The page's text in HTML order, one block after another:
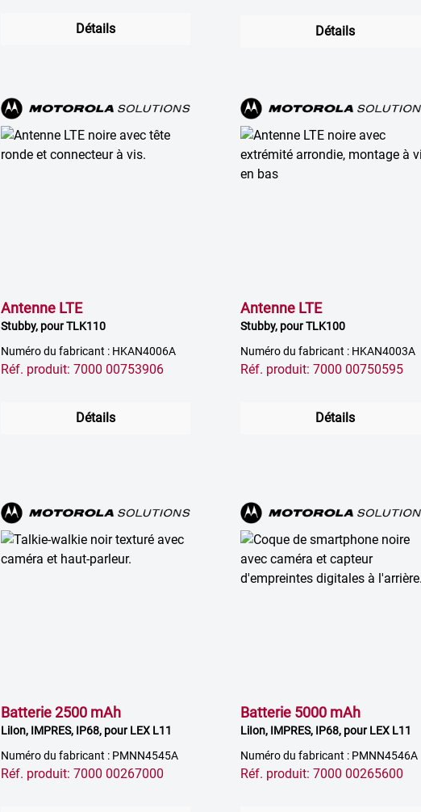
Détails Détails
Antenne LTE
Stubby, pour TLK110
Numéro du fabricant : HKAN4006A
Réf. produit: 7000 00753906
Détails
Antenne LTE
Stubby, pour TLK100
Numéro du fabricant : HKAN4003A
Réf. produit: 7000 00750595
Détails
Batterie 2500 mAh
LiIon, IMPRES, IP68, pour LEX L11
Numéro du fabricant : PMNN4545A
Réf. produit: 7000 00267000
Batterie 5000 mAh
LiIon, IMPRES, IP68, pour LEX L11
Numéro du fabricant : PMNN4546A
Réf. produit: 7000 00265600